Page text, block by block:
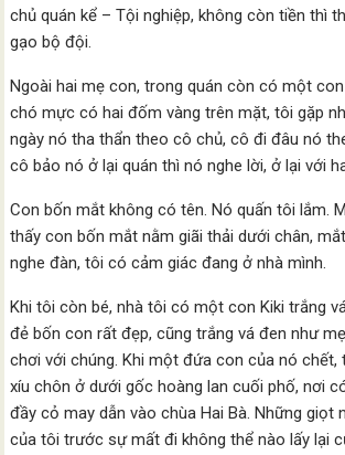
chủ quán kể – Tội nghiệp, không còn tiền thì
gạo bộ đội.
Ngoài hai mẹ con, trong quán còn có một
chó mực có hai đốm vàng trên mặt, tôi gặp
ngày nó tha thẩn theo cô chủ, cô đi đâu nó
cô bảo nó ở lại quán thì nó nghe lời, ở lại với
Con bốn mắt không có tên. Nó quấn tôi lắm.
thấy con bốn mắt nằm giãi thải dưới chân,
nghe đàn, tôi có cảm giác đang ở nhà mình.
Khi tôi còn bé, nhà tôi có một con Kiki trắng
đẻ bốn con rất đẹp, cũng trắng vá đen như
chơi với chúng. Khi một đứa con của nó
xíu chôn ở dưới gốc hoàng lan cuối phố, nơi
đầy cỏ may dẫn vào chùa Hai Bà. Những giọt
của tôi trước sự mất đi không thể nào lấy lại